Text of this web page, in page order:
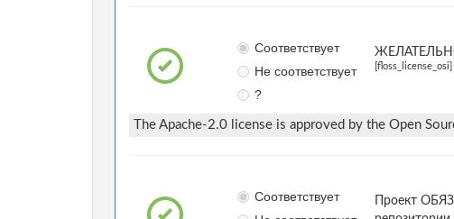
Соответствует
Не соответствует
?
[floss_license_osi]
The Apache-2.0 license is approved by the Open
Соответствует
Проект